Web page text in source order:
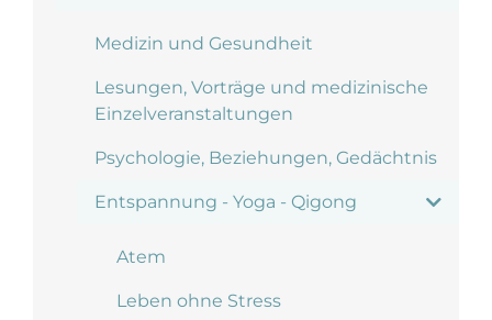
Medizin und Gesundheit
Lesungen, Vorträge und medizinische
Einzelveranstaltungen
Psychologie, Beziehungen, Gedächtnis
Entspannung - Yoga - Qigong
Atem
Leben ohne Stress